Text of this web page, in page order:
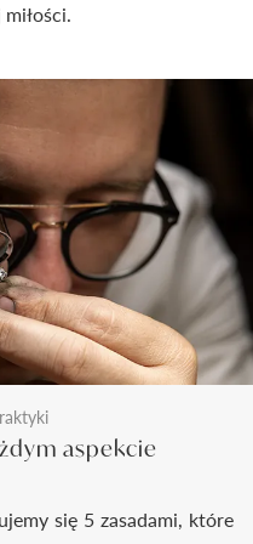
aspekcie
się 5 zasadami, które